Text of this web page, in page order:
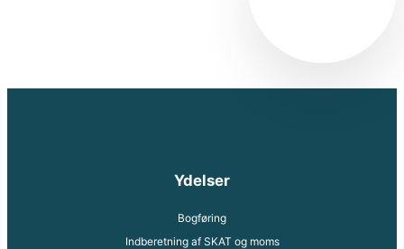
Ydelser
Bogføring
Indberetning af SKAT og moms